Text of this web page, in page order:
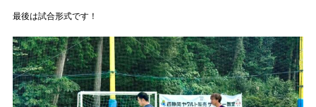
最後は試合形式です！